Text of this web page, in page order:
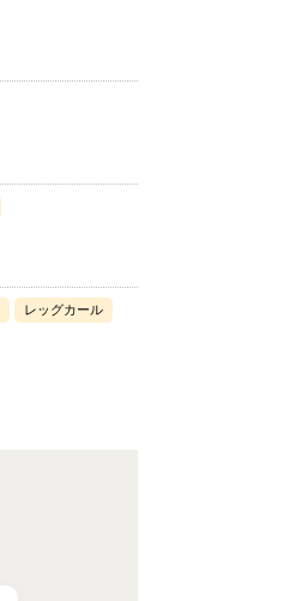
レッグカール